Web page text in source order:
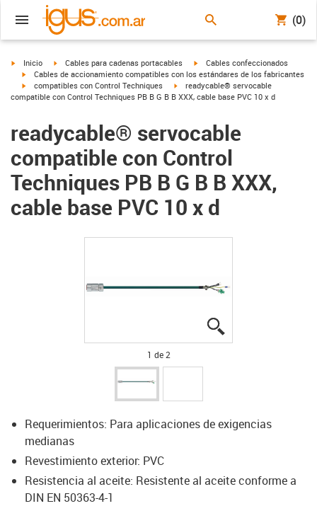
(0)
igus-icon-arrow-right
Inicio igus-icon-arrow-right
Cables para cadenas portacables igus-icon-arrow-right
Cables confeccionados
igus-icon-arrow-right
Cables de accionamiento compatibles con los estándares de los fabricantes
igus-icon-arrow-right
compatibles con Control Techniques igus-icon-arrow-right
readycable® servocable
compatible con Control Techniques PB B G B B XXX, cable base PVC 10 x d
readycable® servocable
compatible con Control
Techniques PB B G B B XXX,
cable base PVC 10 x d
1 de 2
Requerimientos: Para aplicaciones de exigencias
medianas
Revestimiento exterior: PVC
Resistencia al aceite: Resistente al aceite conforme a
DIN EN 50363-4-1